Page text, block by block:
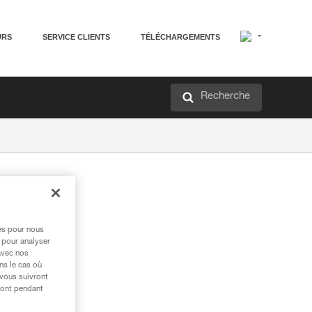
SERVICE CLIENTS TÉLÉCHARGEMENTS
Recherche
pour nous
analyser
nos
le cas où
suivront
pendant